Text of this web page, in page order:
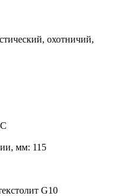
охотничий,
мм: 115
G10